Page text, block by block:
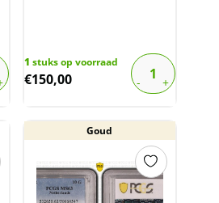
1 stuks op voorraad
€150,00
Goud